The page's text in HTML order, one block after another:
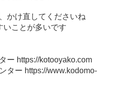
かけ直してくださいね
ことが多いです
ー https://kotooyako.com
ター https://www.kodomo-